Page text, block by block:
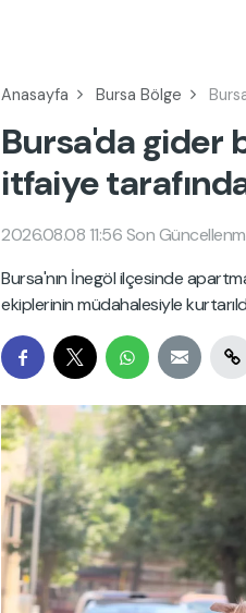
Anasayfa Bursa Bölge
Bursa'da gider
itfaiye
2026.08.08 11:56 Son
Bursa'nın İnegöl ilçesinde
ekiplerinin müdahalesiyle